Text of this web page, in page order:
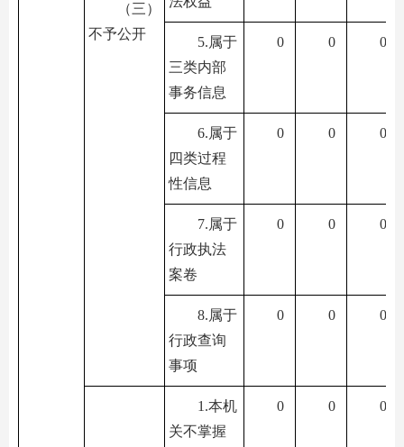
（三）
不予公开
5.属于
三类内部
事务信息
0 0 0
6.属于
四类过程
性信息
0 0 0
7.属于
行政执法
案卷
0 0 0
8.属于
行政查询
事项
0 0 0
1.本机
关不掌握
0 0 0